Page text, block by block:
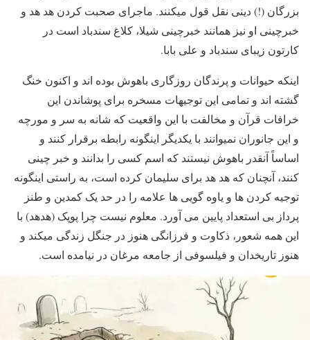
بزرگان (!) دینی نقل قول میکنند. ماجرای صحبت کردن هد هد و
خبرچینی او نیز همانند خبرچینی شیلا، کلاغ سندباد است در
کارتون زیبای سندباد و علی بابا.
اینکه حیوانات و پرندگان روزگاری باهوش بوده اند و اکنون خنگ
گشته اند و تمامی این توجیهات مسخره برای پوشاندن این
خرافات قرآن و مخالفت با این واقعیت که شانه به سر و مورچه
و این جانوران نمیوانند با یکدیگر اینگونه رابطه برقرار کنند و
اساساً آنقدر باهوش نیستند که اسم کسی را بدانند و خبر چینی
کنند، آنچنان که هد هد برای سلیمان کرده است، به راستی اینگونه
توجیه کردن ها و یاوه گویی ها علامه را در حد یک کمدین و طنز
پرداز بی استعداد پایین می آورد. معلوم نیست چرا پوپک (هدهد) با
این همه شعور، ذکاوت و فرزانگی هنوز در جنگل زندگی میکند و
هنوز تاریخدان و فیلسوفی از جامعه مرغان در نیامده است.